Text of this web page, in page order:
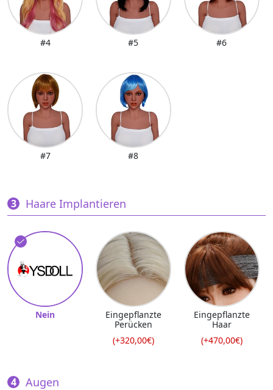
#4 #5 #6
#7 #8
Haare Implantieren
Nein
Eingepflanzte
Perücken
(+320,00€)
Eingepflanzte
Haar
(+470,00€)
Augen